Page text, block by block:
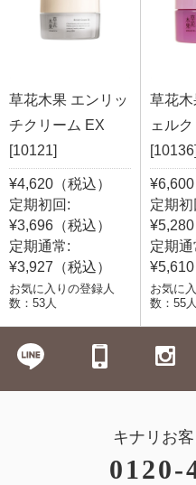
草花木果 エンリッ
チクリーム EX
[10121]
¥4,620（税込）
定期初回:
¥3,696（税込）
定期通常:
¥3,927（税込）
お気に入りの登録人
数：53人
草花
ェル
[10136]
¥6,600
定期初
¥5,280
定期通
¥5,610
お気に
数：55人
キナリお
0120-